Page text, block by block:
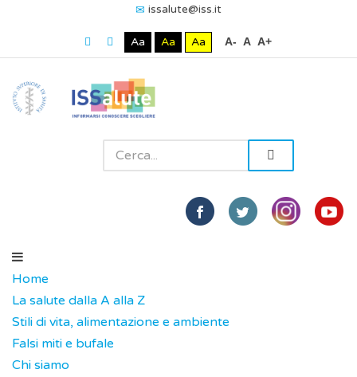
issalute@iss.it
Aa Aa Aa A- A A+
Home
La salute dalla A alla Z
Stili di vita, alimentazione e ambiente
Falsi miti e bufale
Chi siamo